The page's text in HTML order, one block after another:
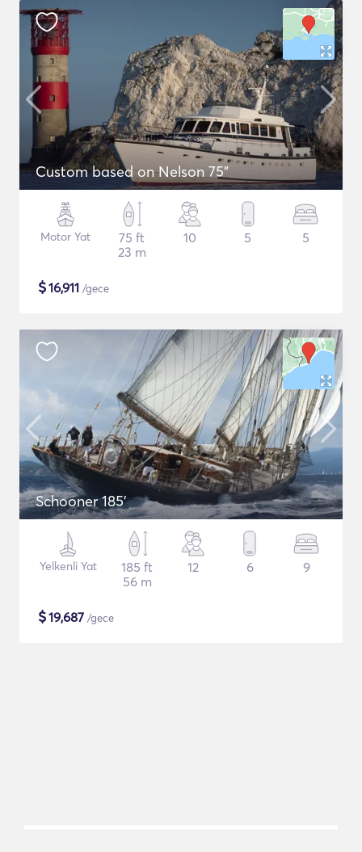
Custom based on Nelson 75"
Motor Yat
75 ft
23 m
10 5 5
$16,911 /gece
Schooner 185'
Yelkenli Yat
185 ft
56 m
12 6 9
$19,687 /gece